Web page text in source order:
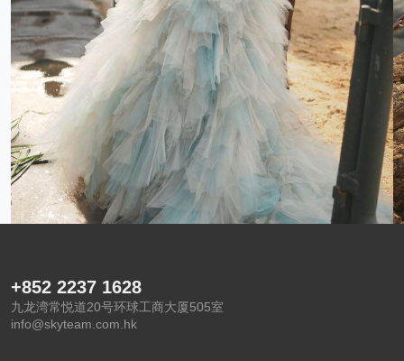
+852 2237 1628
九龙湾常悦道20号环球工商大厦505室
info@skyteam.com.hk